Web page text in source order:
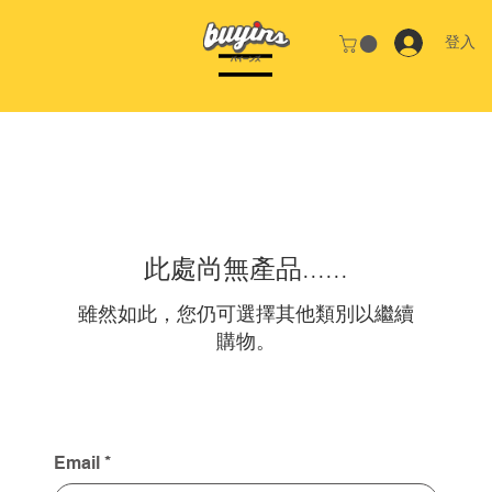
登入
首頁 CYTOPURE
此處尚無產品......
雖然如此，您仍可選擇其他類別以繼續
購物。
Email *